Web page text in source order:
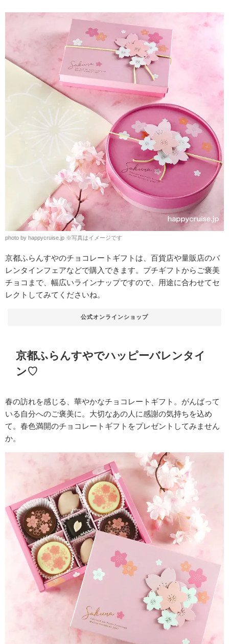
photo by happycruise.jp ※写真はイメージです
京都ふらんすやのチョコレートギフトは、百貨店や量販店のバ
レンタインフェアなどで購入できます。プチギフトからご褒美
チョコまで、幅広いラインナップですので、用途に合わせてセ
レクトしてみてくださいね。
公式オンラインショップ
京都ふらんすやでハッピーバレンタイ
ン♡
春の訪れを感じる、華やかなチョコレートギフト。がんばって
いる自分へのご褒美に。大切なあの人に感謝の気持ちを込め
て。春色満開のチョコレートギフトをプレゼントしてみません
か。